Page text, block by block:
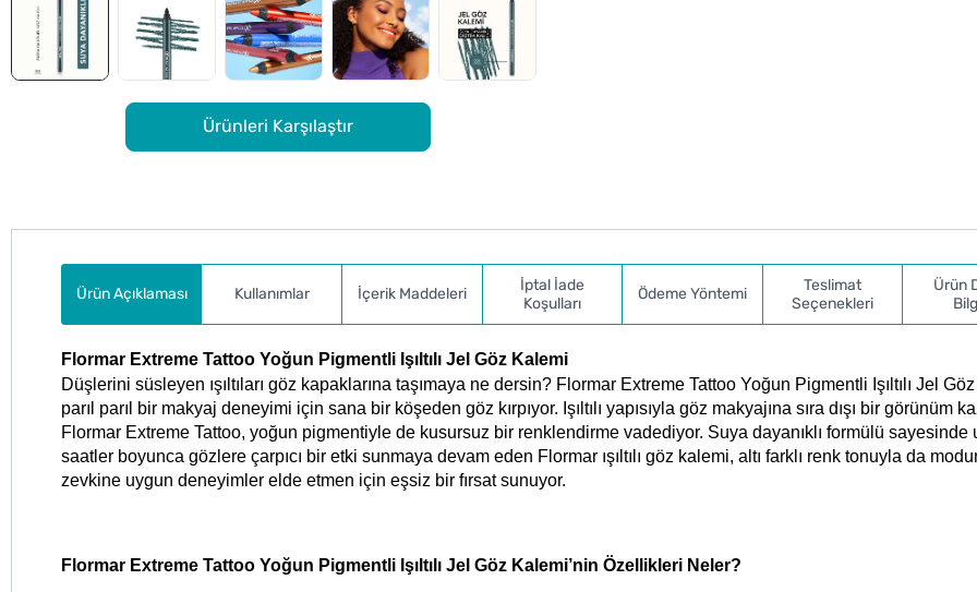
Ürünleri Karşılaştır
Ürün Açıklaması Kullanımlar İçerik Maddeleri
İptal İade
Koşulları
Ödeme Yöntemi
Teslimat
Seçenekleri
Ürün
Flormar Extreme Tattoo Yoğun Pigmentli Işıltılı Jel Göz Kalemi
Düşlerini süsleyen ışıltıları göz kapaklarına taşımaya ne dersin? Flormar Extreme Tattoo Yoğun Pigmentli Işıltılı Jel
parıl parıl bir makyaj deneyimi için sana bir köşeden göz kırpıyor. Işıltılı yapısıyla göz makyajına sıra dışı bir görünüm
Flormar Extreme Tattoo, yoğun pigmentiyle de kusursuz bir renklendirme vadediyor. Suya dayanıklı formülü sayesinde
saatler boyunca gözlere çarpıcı bir etki sunmaya devam eden Flormar ışıltılı göz kalemi, altı farklı renk tonuyla da
zevkine uygun deneyimler elde etmen için eşsiz bir fırsat sunuyor.
Flormar Extreme Tattoo Yoğun Pigmentli Işıltılı Jel Göz Kalemi’nin Özellikleri Neler?